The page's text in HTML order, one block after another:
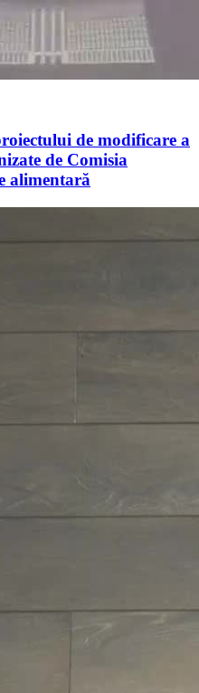
de modificare a
de Comisia
alimentară